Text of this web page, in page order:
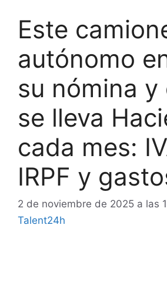
Este
autónomo
su nómina y
se lleva
cada mes:
IRPF y
2 de noviembre de 2025 a las
Talent24h